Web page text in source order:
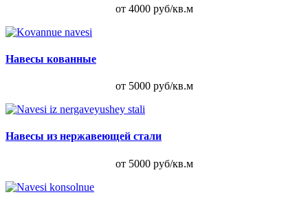
от 4000 руб/кв.м
Навесы кованные
от 5000 руб/кв.м
Навесы из нержавеющей стали
от 5000 руб/кв.м